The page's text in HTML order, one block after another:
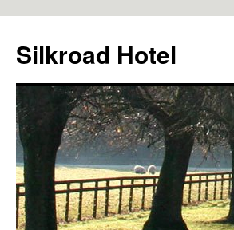
springen
Silkroad Hotel